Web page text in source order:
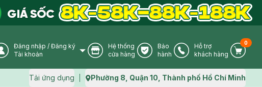
User Icon
Đăng nhập / Đăng ký
Tài khoản
Store Icon
Hệ thống
cửa hàng
Warranty Icon
Bảo
hành
Phone Icon
Hỗ trợ
khách hàng
Cart
0
Tải ứng dụng Map icon
Phường 8, Quận 10, Thành phố Hồ Chí Minh